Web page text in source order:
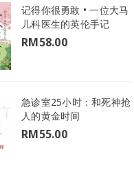
记得你很勇敢 • 一位大马
儿科医生的英伦手记
RM58.00
急诊室25小时：和死神抢
人的黄金时间
RM55.00